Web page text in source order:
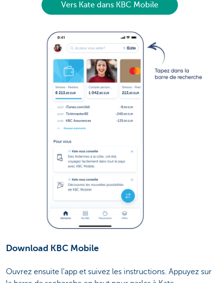
Vers Kate dans KBC Mobile
Download KBC Mobile
Ouvrez ensuite l'app et suivez les instructions. Appuyez sur